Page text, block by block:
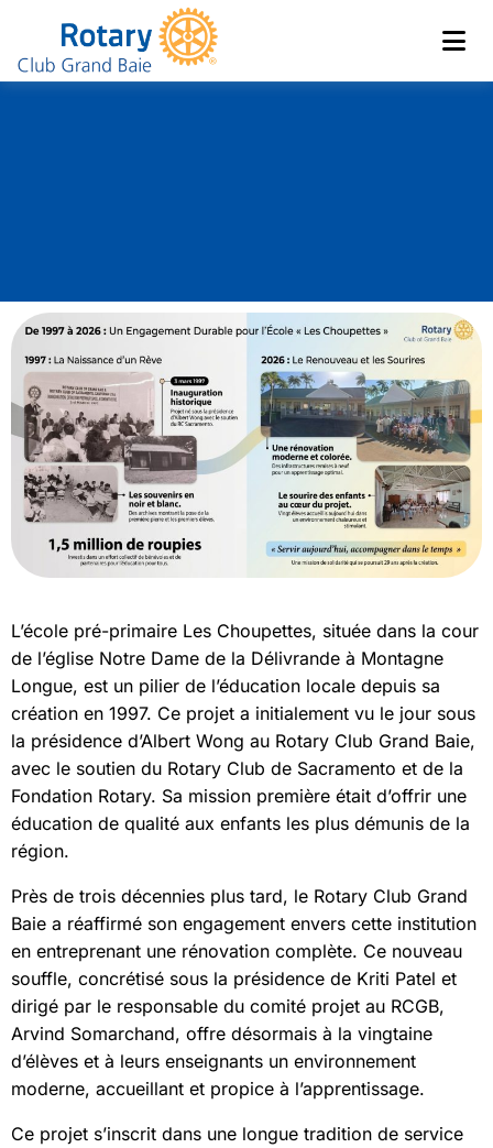
La Renaissance de
l’école Les
Choupettes
L’école pré-primaire Les Choupettes, située dans la cour
de l’église Notre Dame de la Délivrande à Montagne
Longue, est un pilier de l’éducation locale depuis sa
création en 1997. Ce projet a initialement vu le jour sous
la présidence d’Albert Wong au Rotary Club Grand Baie,
avec le soutien du Rotary Club de Sacramento et de la
Fondation Rotary. Sa mission première était d’offrir une
éducation de qualité aux enfants les plus démunis de la
région.
Près de trois décennies plus tard, le Rotary Club Grand
Baie a réaffirmé son engagement envers cette institution
en entreprenant une rénovation complète. Ce nouveau
souffle, concrétisé sous la présidence de Kriti Patel et
dirigé par le responsable du comité projet au RCGB,
Arvind Somarchand, offre désormais à la vingtaine
d’élèves et à leurs enseignants un environnement
moderne, accueillant et propice à l’apprentissage.
Ce projet s’inscrit dans une longue tradition de service